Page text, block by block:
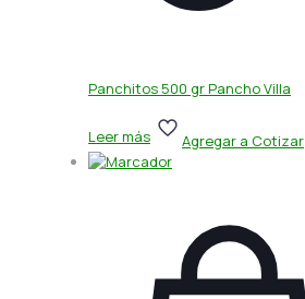
Panchitos 500 gr Pancho Villa
Leer más Agregar a Cotizar